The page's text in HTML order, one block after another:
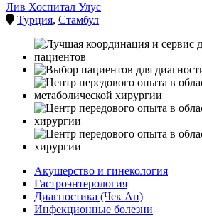
Лив Хоспитал Улус
Турция, Стамбул
Акушерство и гинекология
Гастроэнтерология
Диагностика (Чек Ап)
Инфекционные болезни